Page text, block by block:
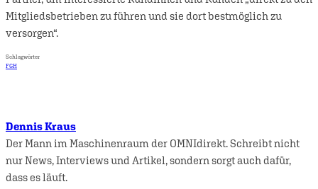
Mitgliedsbetrieben zu führen und sie dort bestmöglich zu
versorgen“.
Schlagwörter
FGH
Dennis Kraus
Der Mann im Maschinenraum der OMNIdirekt. Schreibt nicht
nur News, Interviews und Artikel, sondern sorgt auch dafür,
dass es läuft.